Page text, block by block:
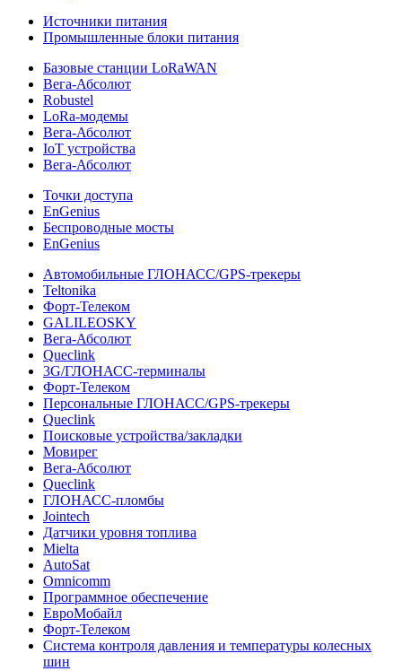
Источники питания
Промышленные блоки питания
Базовые станции LoRaWAN
Вега-Абсолют
Robustel
LoRa-модемы
Вега-Абсолют
IoT устройства
Вега-Абсолют
Точки доступа
EnGenius
Беспроводные мосты
EnGenius
Автомобильные ГЛОНАСС/GPS-трекеры
Teltonika
Форт-Телеком
GALILEOSKY
Вега-Абсолют
Queclink
3G/ГЛОНАСС-терминалы
Форт-Телеком
Персональные ГЛОНАСС/GPS-трекеры
Queclink
Поисковые устройства/закладки
Мовирег
Вега-Абсолют
Queclink
ГЛОНАСС-пломбы
Jointech
Датчики уровня топлива
Mielta
AutoSat
Omnicomm
Программное обеспечение
ЕвроМобайл
Форт-Телеком
Система контроля давления и температуры колесных
шин